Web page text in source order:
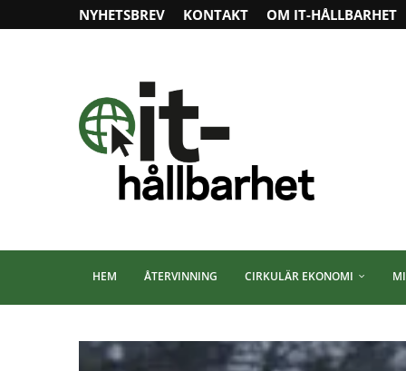
NYHETSBREV KONTAKT OM IT-HÅLLBARHET
HEM ÅTERVINNING CIRKULÄR EKONOMI